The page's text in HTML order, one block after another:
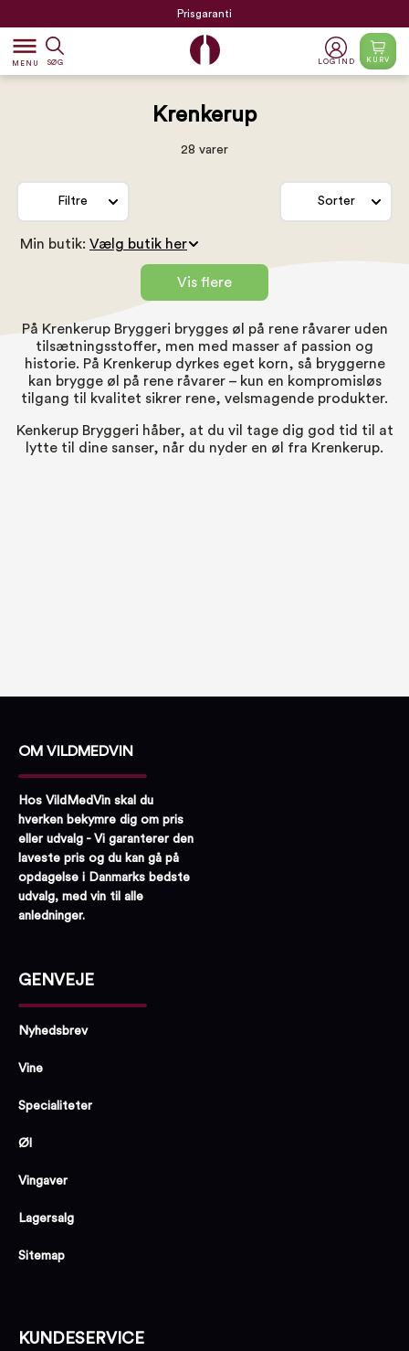
Prisgaranti
dehaze
MENU SØG LOG IND KURV
Krenkerup
28 varer
Filtre Sorter
Min butik:
Vis flere
På Krenkerup Bryggeri brygges øl på rene råvarer uden
tilsætningsstoffer, men med masser af passion og
historie. På Krenkerup dyrkes eget korn, så bryggerne
kan brygge øl på rene råvarer – kun en kompromisløs
tilgang til kvalitet sikrer rene, velsmagende produkter.
Kenkerup Bryggeri håber, at du vil tage dig god tid til at
lytte til dine sanser, når du nyder en øl fra Krenkerup.
OM VILDMEDVIN
Hos VildMedVin skal du
hverken bekymre dig om pris
eller udvalg - Vi garanterer den
laveste pris og du kan gå på
opdagelse i Danmarks bedste
udvalg, med vin til alle
anledninger.
GENVEJE
Nyhedsbrev
Vine
Specialiteter
Øl
Vingaver
Lagersalg
Sitemap
KUNDESERVICE